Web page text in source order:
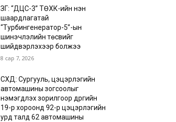
ЗГ: “ДЦС-3” ТӨХК-ийн нэн
шаардлагатай
“Турбингенератор-5”-ын
шинэчлэлийн төсвийг
шийдвэрлэхээр болжээ
8 сар 7, 2026
СХД: Сургууль, цэцэрлэгийн
автомашины зогсоолыг
нэмэгдүүлэх зорилгоор дүүргийн
19-р хороонд 92-р цэцэрлэгийн
урд талд 62 автомашины